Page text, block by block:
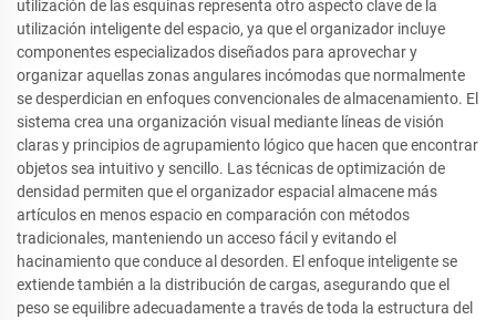
utilización de las esquinas representa otro aspecto clave de la
utilización inteligente del espacio, ya que el organizador incluye
componentes especializados diseñados para aprovechar y
organizar aquellas zonas angulares incómodas que normalmente
se desperdician en enfoques convencionales de almacenamiento. El
sistema crea una organización visual mediante líneas de visión
claras y principios de agrupamiento lógico que hacen que encontrar
objetos sea intuitivo y sencillo. Las técnicas de optimización de
densidad permiten que el organizador espacial almacene más
artículos en menos espacio en comparación con métodos
tradicionales, manteniendo un acceso fácil y evitando el
hacinamiento que conduce al desorden. El enfoque inteligente se
extiende también a la distribución de cargas, asegurando que el
peso se equilibre adecuadamente a través de toda la estructura del